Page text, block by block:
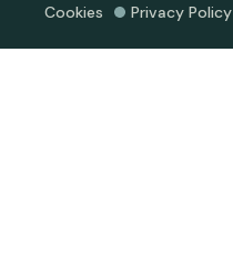
Cookies Privacy Policy